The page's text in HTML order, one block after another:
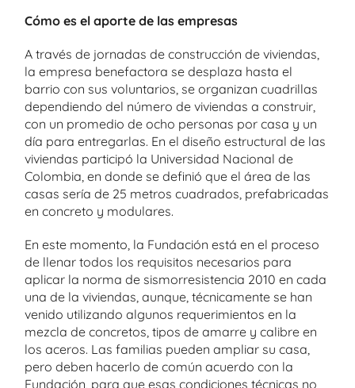
Cómo es el aporte de las empresas
A través de jornadas de construcción de viviendas,
la empresa benefactora se desplaza hasta el
barrio con sus voluntarios, se organizan cuadrillas
dependiendo del número de viviendas a construir,
con un promedio de ocho personas por casa y un
día para entregarlas. En el diseño estructural de las
viviendas participó la Universidad Nacional de
Colombia, en donde se definió que el área de las
casas sería de 25 metros cuadrados, prefabricadas
en concreto y modulares.
En este momento, la Fundación está en el proceso
de llenar todos los requisitos necesarios para
aplicar la norma de sismorresistencia 2010 en cada
una de la viviendas, aunque, técnicamente se han
venido utilizando algunos requerimientos en la
mezcla de concretos, tipos de amarre y calibre en
los aceros. Las familias pueden ampliar su casa,
pero deben hacerlo de común acuerdo con la
Fundación, para que esas condiciones técnicas no